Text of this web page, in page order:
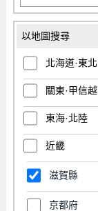
以地圖搜尋
北海道·東北
關東·甲信越
東海·北陸
近畿
滋賀縣
京都府